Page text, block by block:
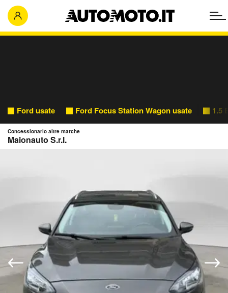
Ford usate Ford Focus Station Wagon usate 1.5
Concessionario altre marche
Maionauto S.r.l.